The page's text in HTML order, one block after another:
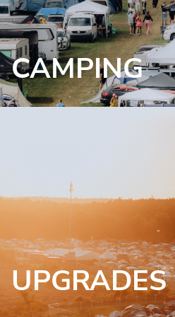
CAMPING
UPGRADES